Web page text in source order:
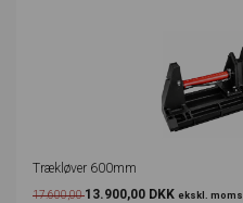
Trækløver 600mm
17.600,0013.900,00 DKK ekskl. moms